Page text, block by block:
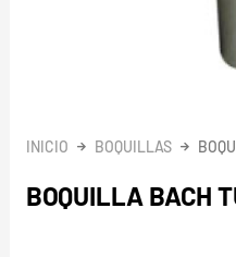
INICIO BOQUILLAS
BOQUILLA BACH